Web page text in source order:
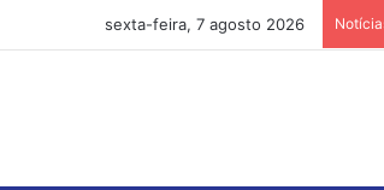
sexta-feira, 7 agosto 2026